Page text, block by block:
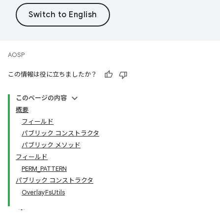
AOSP
この情報は役に立ちましたか？
このページの内容
概要
フィールド
パブリック コンストラクタ
パブリック メソッド
フィールド
PERM_PATTERN
パブリック コンストラクタ
OverlayFsUtils